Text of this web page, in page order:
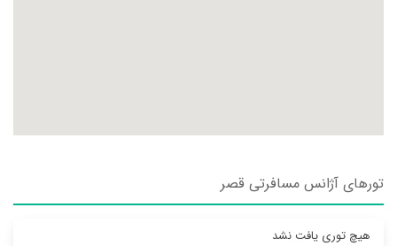
تورهای آژانس مسافرتی قصر
هیچ توری یافت نشد